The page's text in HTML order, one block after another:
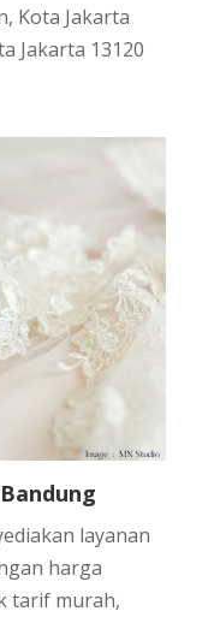
Kota Jakarta
Jakarta 13120
Bandung
layanan
harga
tarif murah,